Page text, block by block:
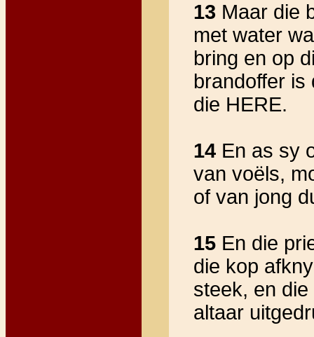
13 Maar die
met water
bring en op
brandoffer is
die HERE.
14En as sy
van voëls,
of van jong
15En die
die kop
steek, en
altaar